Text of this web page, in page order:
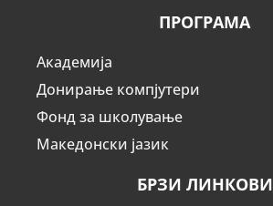
ПРОГРАМА
Академија
Донирање компјутери
Фонд за школување
Македонски јазик
БРЗИ ЛИНКОВИ